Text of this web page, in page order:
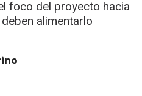
foco del proyecto hacia
alimentarlo